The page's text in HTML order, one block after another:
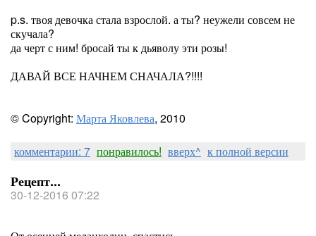
p.s. твоя девочка стала взрослой. а ты? неужели совсем не
скучала?
да черт с ним! бросай ты к дьяволу эти розы!
ДАВАЙ ВСЕ НАЧНЕМ СНАЧАЛА?!!!!
© Copyright: Марта Яковлева, 2010
комментарии: 7 понравилось! вверх^ к полной версии
Рецепт...
30-12-2016 07:22